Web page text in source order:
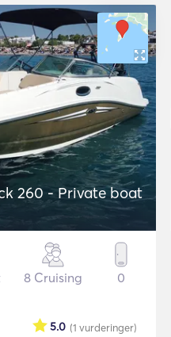
260 - Private boat
8 Cruising 0
(1 vurderinger)
5.0